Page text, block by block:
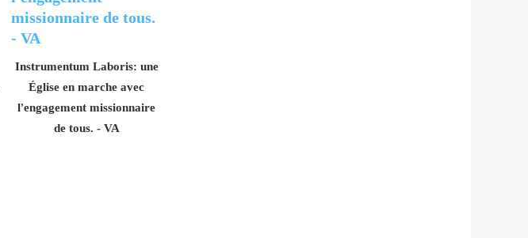
Instrumentum Laboris: une
Église en marche avec
l'engagement missionnaire
de tous. - VA